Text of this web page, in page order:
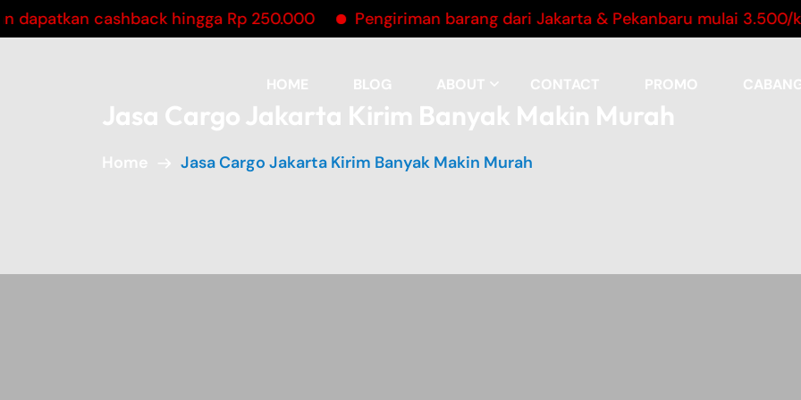
cashback hingga Rp 250.000 Pengiriman barang dari Jakarta & Pekanbaru mulai 3.500/kg
HOME BLOG ABOUT CONTACT PROMO
Jasa Cargo Jakarta Kirim Banyak Makin Murah
Home Jasa Cargo Jakarta Kirim Banyak Makin Murah